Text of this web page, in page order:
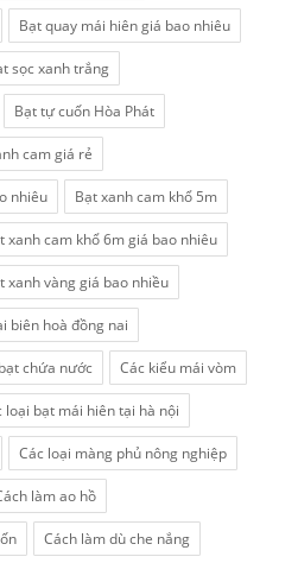
Bạt quay mái hiên giá bao nhiêu
sọc xanh trắng
Bạt tự cuốn Hòa Phát
cam giá rẻ
nhiêu Bạt xanh cam khổ 5m
xanh cam khổ 6m giá bao nhiêu
xanh vàng giá bao nhiều
biên hoà đồng nai
chứa nước Các kiểu mái vòm
loại bạt mái hiên tại hà nội
Các loại màng phủ nông nghiệp
làm ao hồ
Cách làm dù che nắng